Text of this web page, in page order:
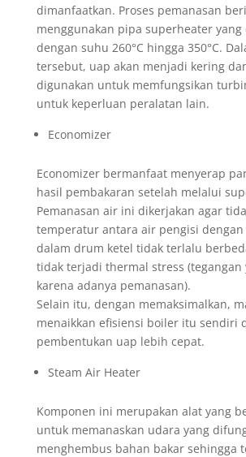
dimanfaatkan. Proses pemanasan
menggunakan pipa superheater yang
dengan suhu 260°C hingga 350°C.
tersebut, uap akan menjadi kering
digunakan untuk memfungsikan
untuk keperluan peralatan lain.
Economizer
Economizer bermanfaat menyerap
hasil pembakaran setelah melalui
Pemanasan air ini dikerjakan agar
temperatur antara air pengisi dengan
dalam drum ketel tidak terlalu
tidak terjadi thermal stress (tegangan
karena adanya pemanasan).
Selain itu, dengan memaksimalkan,
menaikkan efisiensi boiler itu sendiri
pembentukan uap lebih cepat.
Steam Air Heater
Komponen ini merupakan alat yang
untuk memanaskan udara yang
menghembus bahan bakar sehingga